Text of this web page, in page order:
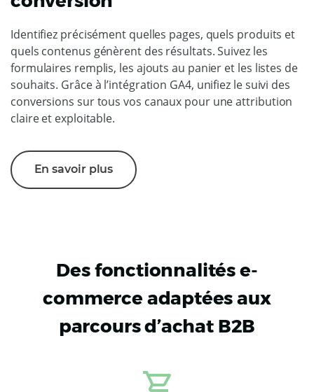
Identifiez précisément quelles pages, quels produits et
quels contenus génèrent des résultats. Suivez les
formulaires remplis, les ajouts au panier et les listes de
souhaits. Grâce à l’intégration GA4, unifiez le suivi des
conversions sur tous vos canaux pour une attribution
claire et exploitable.
En savoir plus
Des fonctionnalités e-
commerce adaptées aux
parcours d’achat B2B